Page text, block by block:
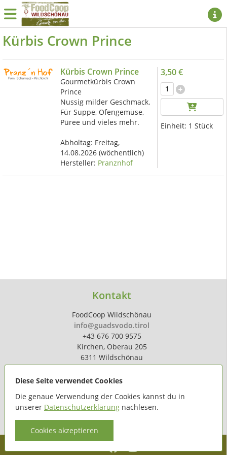
Kürbis Crown Prince
Kürbis Crown Prince
Gourmetkürbis Crown
Prince
Nussig milder Geschmack.
Für Suppe, Ofengemüse,
Püree und vieles mehr.
Abholtag: Freitag,
14.08.2026(wöchentlich)
Hersteller: Pranznhof
3,50 €
Einheit: 1 Stück
Kontakt
FoodCoop Wildschönau
info@guadsvodo.tirol
+43 676 700 9575
Kirchen, Oberau 205
6311 Wildschönau
powered byhoferdigital.at
Diese Seite verwendet Cookies
Die genaue Verwendung der Cookies kannst du in
unserer Datenschutzerklärungnachlesen.
Cookies akzeptieren